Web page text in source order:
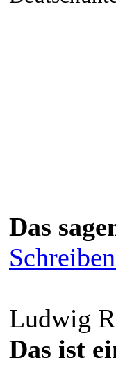
Das
Ludwig
Das ist